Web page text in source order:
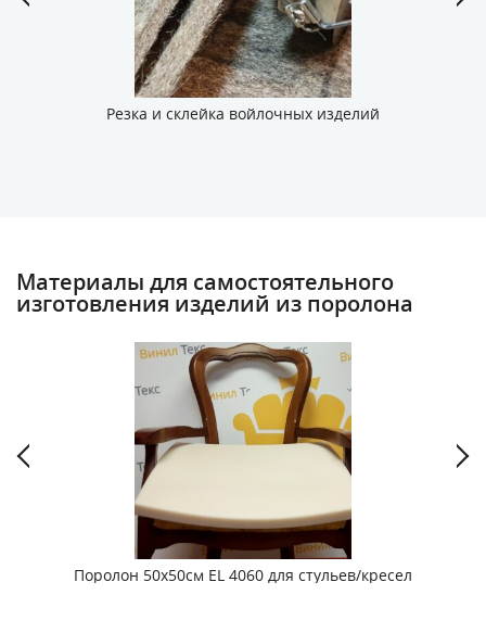
Резка и склейка войлочных изделий
Материалы для самостоятельного
изготовления изделий из поролона
Поролон 50х50см EL 4060 для стульев/кресел